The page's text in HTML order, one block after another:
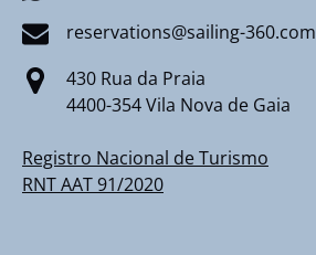
reservations@sailing-360.com
430 Rua da Praia
4400-354 Vila Nova de Gaia
Registro Nacional de Turismo
RNT AAT 91/2020